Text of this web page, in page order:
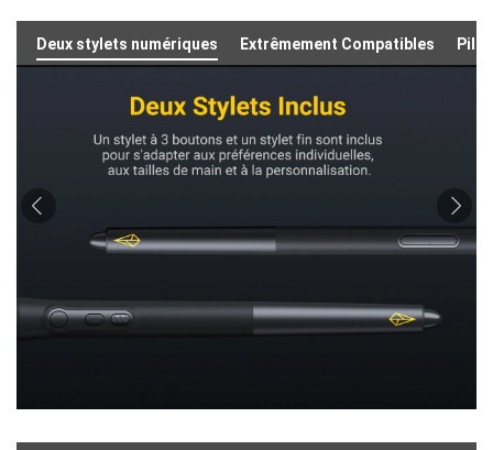
Deux stylets numériques Extrêmement Compatibles